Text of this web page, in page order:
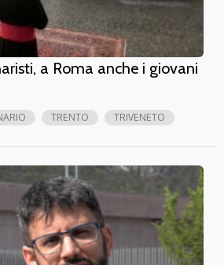
a Roma anche i giovani
TRENTO TRIVENETO